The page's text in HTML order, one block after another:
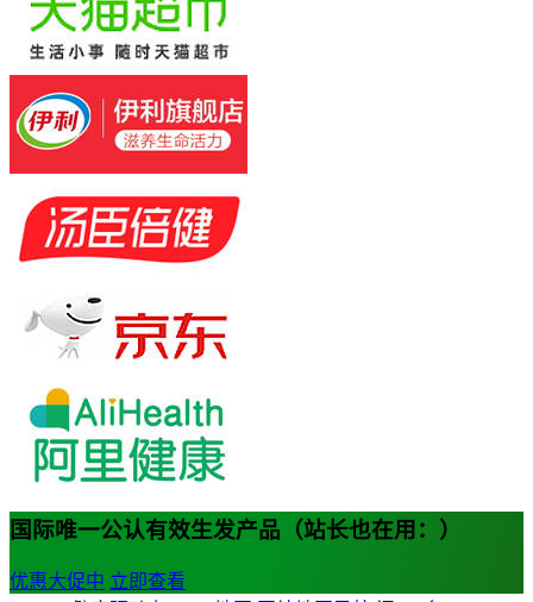
国际唯一公认有效生发产品（站长也在用：）
优惠大促中 立即查看